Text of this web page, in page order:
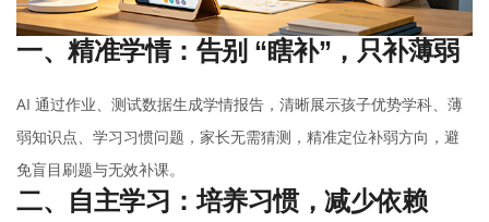
一、精准学情：告别 “瞎补”，只补薄弱
AI 通过作业、测试数据生成学情报告，清晰展示孩子优势学科、薄
弱知识点、学习习惯问题，家长无需猜测，精准定位补弱方向，避
免盲目刷题与无效补课。
二、自主学习：培养习惯，减少依赖